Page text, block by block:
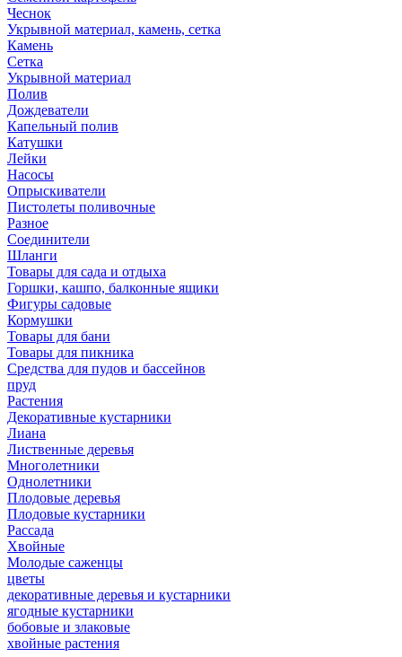
Чеснок
Укрывной материал, камень, сетка
Камень
Сетка
Укрывной материал
Полив
Дождеватели
Капельный полив
Катушки
Лейки
Насосы
Опрыскиватели
Пистолеты поливочные
Разное
Соединители
Шланги
Товары для сада и отдыха
Горшки, кашпо, балконные ящики
Фигуры садовые
Кормушки
Товары для бани
Товары для пикника
Средства для пудов и бассейнов
пруд
Растения
Декоративные кустарники
Лиана
Лиственные деревья
Многолетники
Однолетники
Плодовые деревья
Плодовые кустарники
Рассада
Хвойные
Молодые саженцы
цветы
декоративные деревья и кустарники
ягодные кустарники
бобовые и злаковые
хвойные растения